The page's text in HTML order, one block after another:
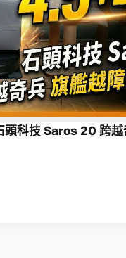
科技 Saros 20 跨越